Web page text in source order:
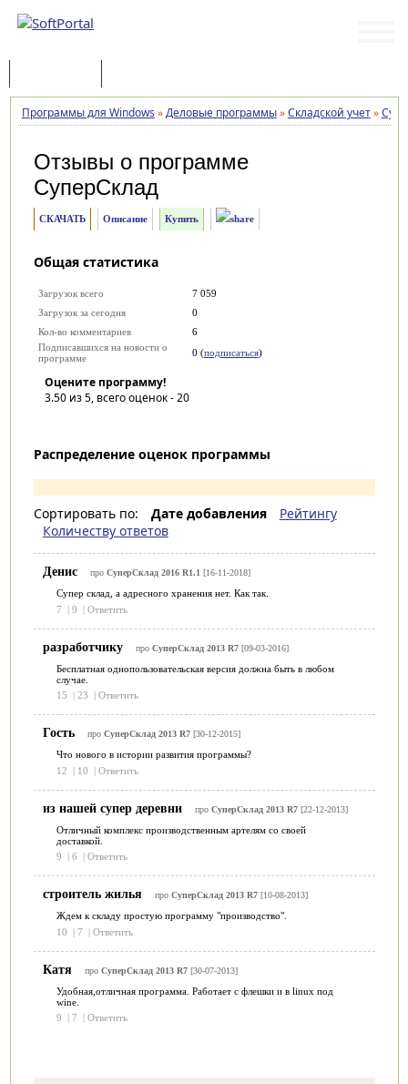
Программы для Windows »Деловые программы»Складской учет»
Отзывы о программе
СуперСклад
СКАЧАТЬ Описание Купить
Общая статистика
Загрузок всего
7 059
Загрузок за сегодня
0
Кол-во комментариев
6
Подписавшихся на новости о
программе
0 (подписаться)
Оцените программу!
3.50из 5, всего оценок -20
Распределение оценок программы
Сортировать по: Дате добавления
Рейтингу
Количеству ответов
Денис про СуперСклад 2016 R1.1 [16-11-2018]
Супер склад, а адресного хранения нет. Как так.
7
| 9 | Ответить
разработчику про СуперСклад 2013 R7[09-03-2016]
Бесплатная однопользовательская версия должна быть в любом
случае.
15
| 23 | Ответить
Гость про СуперСклад 2013 R7[30-12-2015]
Что нового в истории развития программы?
12
| 10 | Ответить
из нашей супер деревни про СуперСклад 2013 R7[22-12-2013]
Отличный комплекс производственным артелям со своей
доставкой.
9
| 6 | Ответить
строитель жилья про СуперСклад 2013 R7[10-08-2013]
Ждем к складу простую программу "производство".
10
| 7 | Ответить
Катя про СуперСклад 2013 R7[30-07-2013]
Удобная,отличная программа. Работает с флешки и в linux под
wine.
9
| 7 | Ответить